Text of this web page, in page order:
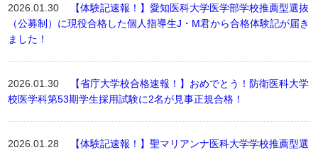
2026.01.30
【体験記速報！】愛知医科大学医学部学校推薦型選抜
（公募制）に現役合格した個人指導生J・M君から合格体験記が届き
ました！
2026.01.30
【省庁大学校合格速報！】おめでとう！防衛医科大学
校医学科第53期学生採用試験に2名が見事正規合格！
2026.01.28
【体験記速報！】聖マリアンナ医科大学学校推薦型選